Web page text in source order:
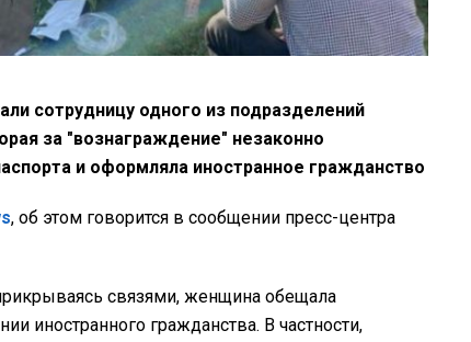
сотрудницу одного из подразделений
за "вознаграждение" незаконно
и оформляла иностранное гражданство
, об этом говорится в сообщении пресс-центра
связями, женщина обещала
иностранного гражданства. В частности,